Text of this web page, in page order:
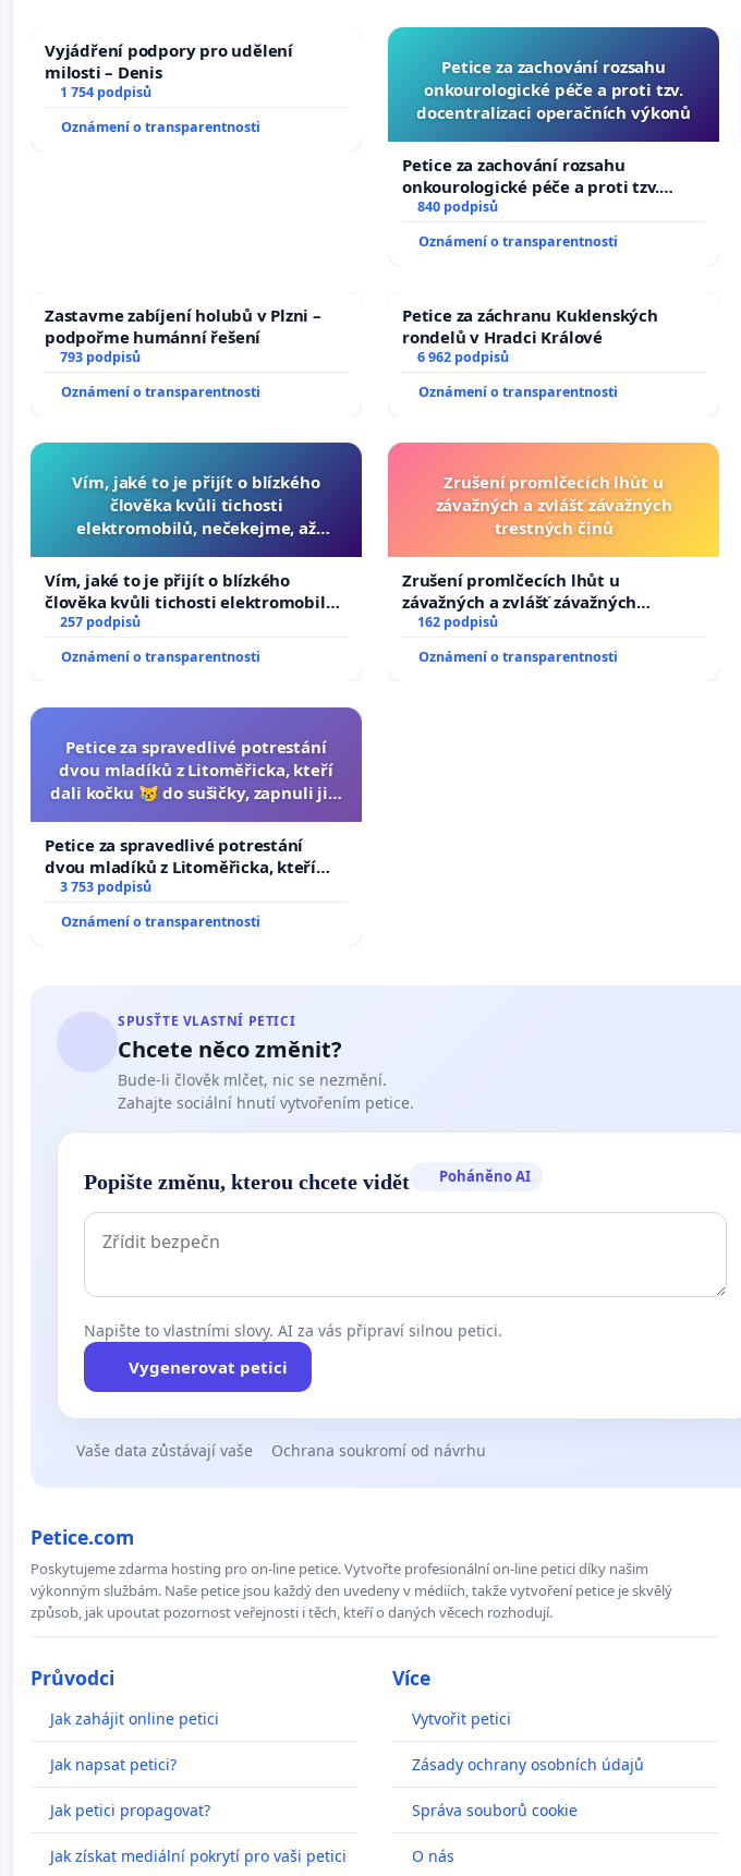
Vyjádření podpory pro udělení
milosti – Denis
1 754 podpisů
Oznámení o transparentnosti
Petice za zachování rozsahu
onkourologické péče a proti tzv.
docentralizaci operačních výkonů
Petice za zachování rozsahu
onkourologické péče a proti tzv.
docentralizaci operačních výkonů
840 podpisů
Oznámení o transparentnosti
Zastavme zabíjení holubů v Plzni –
podpořme humánní řešení
793 podpisů
Oznámení o transparentnosti
Petice za záchranu Kuklenských
rondelů v Hradci Králové
6 962 podpisů
Oznámení o transparentnosti
Vím, jaké to je přijít o blízkého
člověka kvůli tichosti
elektromobilů, nečekejme, až
auta!
Vím, jaké to je přijít o blízkého
člověka kvůli tichosti elektromobilů,
nečekejme, až přibydou další,
zaveďme slyšitelná auta!
257 podpisů
Oznámení o transparentnosti
Zrušení promlčecích lhůt u
závažných a zvlášť závažných
trestných činů
Zrušení promlčecích lhůt u
závažných a zvlášť závažných
trestných činů
162 podpisů
Oznámení o transparentnosti
Petice za spravedlivé potrestání
dvou mladíků z Litoměřicka, kteří
dali kočku 😿 do sušičky, zapnuli ji a
Petice za spravedlivé potrestání
dvou mladíků z Litoměřicka, kteří
dali kočku 😿 do sušičky, zapnuli ji a
umírání zvířete natočili.
3 753 podpisů
Oznámení o transparentnosti
SPUSŤTE VLASTNÍ PETICI
Chcete něco změnit?
Bude-li člověk mlčet, nic se nezmění.
Zahajte sociální hnutí vytvořením petice.
Popište změnu, kterou chcete vidět Poháněno AI
Napište to vlastními slovy. AI za vás připraví silnou petici.
Vygenerovat petici
Vaše data zůstávají vaše Ochrana soukromí od návrhu
Petice.com
Poskytujeme zdarma hosting pro on-line petice. Vytvořte profesionální on-line petici díky našim
výkonným službám. Naše petice jsou každý den uvedeny v médiích, takže vytvoření petice je skvělý
způsob, jak upoutat pozornost veřejnosti i těch, kteří o daných věcech rozhodují.
Průvodci
Jak zahájit online petici
Jak napsat petici?
Jak petici propagovat?
Jak získat mediální pokrytí pro vaši petici
Více
Vytvořit petici
Zásady ochrany osobních údajů
Správa souborů cookie
O nás